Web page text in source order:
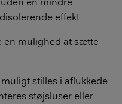
effekt.
en mulighed at sætte
stilles i aflukkede
støjsluser eller